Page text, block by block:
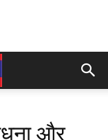
और